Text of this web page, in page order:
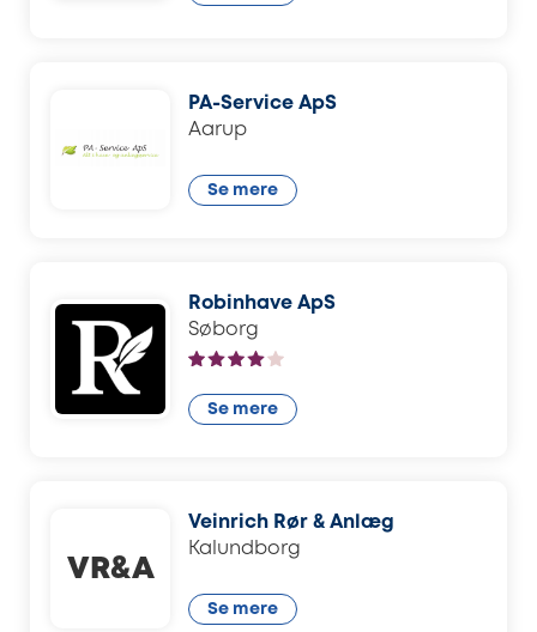
PA-Service ApS
Aarup
Se mere
Robinhave ApS
Søborg
Se mere
VR&A
Veinrich Rør & Anlæg
Kalundborg
Se mere